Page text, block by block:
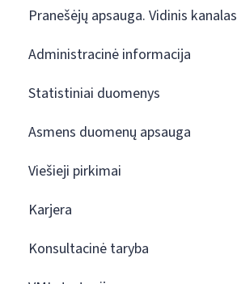
Pranešėjų apsauga. Vidinis kanalas
Administracinė informacija
Statistiniai duomenys
Asmens duomenų apsauga
Viešieji pirkimai
Karjera
Konsultacinė taryba